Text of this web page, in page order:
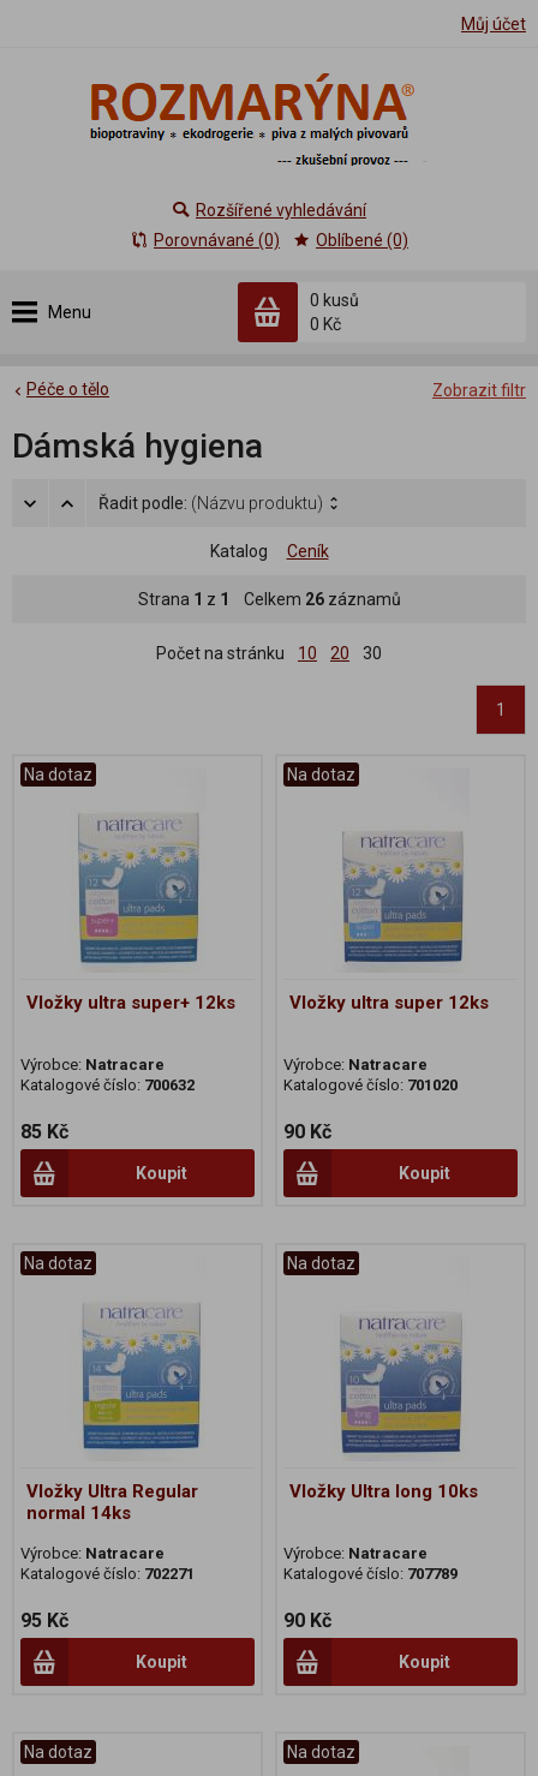
Můj účet
Menu
0 kusů
0 Kč
Rozšířené vyhledávání
Porovnávané (0)
Oblíbené (0)
Zobrazit filtr
Péče o tělo
Dámská hygiena
Řadit podle: (Názvu produktu)
Katalog Ceník
Strana 1 z 1 Celkem 26záznamů
Počet na stránku 10 20 30
1
Na dotaz
Vložky ultra super+ 12ks
Výrobce: Natracare
Katalogové číslo: 700632
85 Kč
Koupit
Na dotaz
Vložky ultra super 12ks
Výrobce: Natracare
Katalogové číslo: 701020
90 Kč
Koupit
Na dotaz
Vložky Ultra Regular
normal 14ks
Výrobce: Natracare
Katalogové číslo: 702271
95 Kč
Koupit
Na dotaz
Vložky Ultra long 10ks
Výrobce: Natracare
Katalogové číslo: 707789
90 Kč
Koupit
Na dotaz Na dotaz